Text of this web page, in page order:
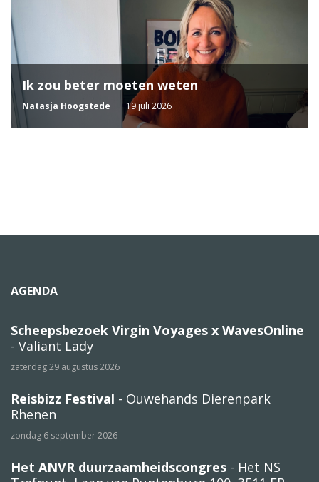
Ik zou beter moeten weten
Natasja Hoogstede 19 juli 2026
AGENDA
Scheepsbezoek Virgin Voyages x WavesOnline
- Valiant Lady
zaterdag 29 augustus 2026
Reisbizz Festival - Ouwehands Dierenpark
Rhenen
zondag 6 september 2026
Het ANVR duurzaamheidscongres - Het NS